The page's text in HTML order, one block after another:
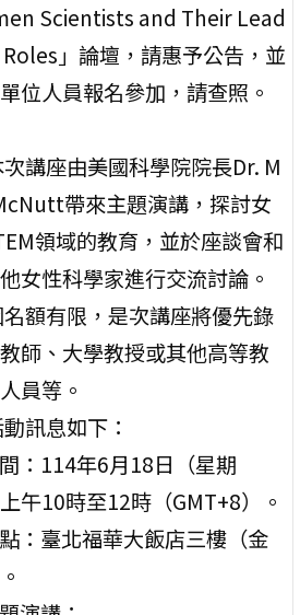
Scientists and Their Lead
」論壇，請惠予公告，並
位人員報名參加，請查照。
講座由美國科學院院長Dr. M
帶來主題演講，探討女
領域的教育，並於座談會和
女性科學家進行交流討論。
額有限，是次講座將優先錄
師、大學教授或其他高等教
員等。
訊息如下：
：114年6月18日（星期
午10時至12時（GMT+8）。
：臺北福華大飯店三樓（金